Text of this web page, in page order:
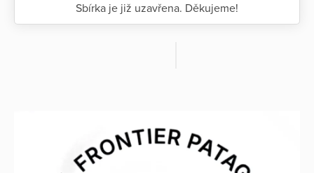
Sbírka je již uzavřena. Děkujeme!